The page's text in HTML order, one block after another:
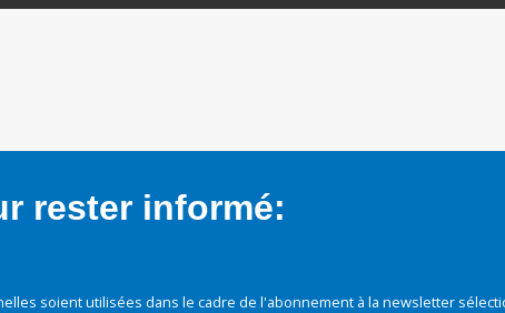
rester informé:
soient utilisées dans le cadre de l'abonnement à la newsletter